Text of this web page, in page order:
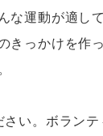
な運動が適し
きっかけを作
い。ボラン